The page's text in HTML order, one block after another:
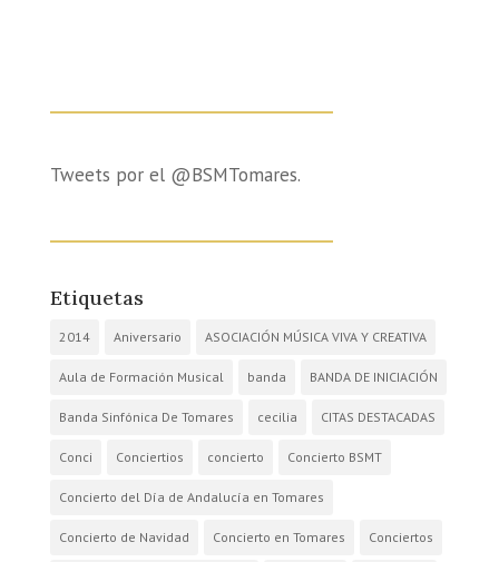
Tweets por el @BSMTomares.
Etiquetas
2014 Aniversario ASOCIACIÓN MÚSICA VIVA Y CREATIVA
Aula de Formación Musical banda BANDA DE INICIACIÓN
Banda Sinfónica De Tomares cecilia CITAS DESTACADAS
Conci Conciertios concierto Concierto BSMT
Concierto del Día de Andalucía en Tomares
Concierto de Navidad Concierto en Tomares Conciertos